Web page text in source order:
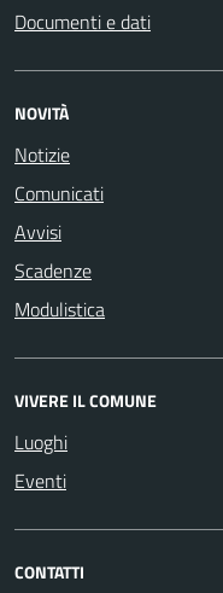
Documenti e dati
NOVITÀ
Notizie
Comunicati
Avvisi
Scadenze
Modulistica
VIVERE IL COMUNE
Luoghi
Eventi
CONTATTI